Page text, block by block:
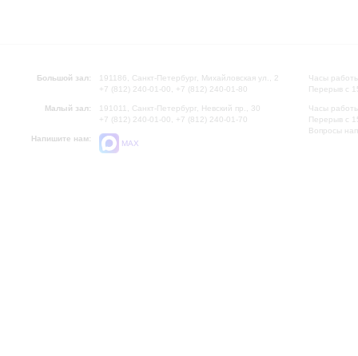
Большой зал:
191186, Санкт-Петербург, Михайловская ул., 2
+7 (812) 240-01-00, +7 (812) 240-01-80
Малый зал:
191011, Санкт-Петербург, Невский пр., 30
+7 (812) 240-01-00, +7 (812) 240-01-70
Напишите нам:
MAX
Часы
Перерыв с
Часы
Перерыв с
Вопросы